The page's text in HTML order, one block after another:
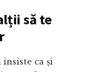
să te
insiste ca și